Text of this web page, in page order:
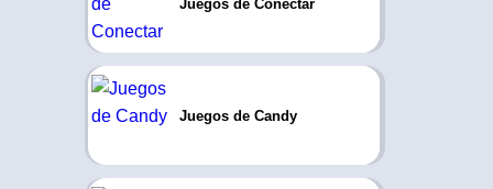
Juegos de Conectar
Juegos de Candy